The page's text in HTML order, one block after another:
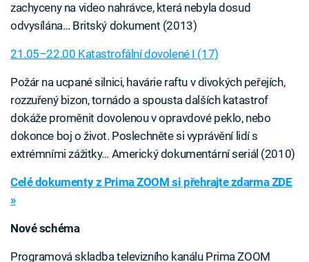
zachyceny na video nahrávce, která nebyla dosud
odvysílána… Britský dokument (2013)
21.05–22.00 Katastrofální dovolené I (17)
Požár na ucpané silnici, havárie raftu v divokých peřejích,
rozzuřený bizon, tornádo a spousta dalších katastrof
dokáže proměnit dovolenou v opravdové peklo, nebo
dokonce boj o život. Poslechněte si vyprávění lidí s
extrémními zážitky… Americký dokumentární seriál (2010)
Celé dokumenty z Prima ZOOM si přehrajte zdarma ZDE
»
Nové schéma
Programová skladba televizního kanálu Prima ZOOM